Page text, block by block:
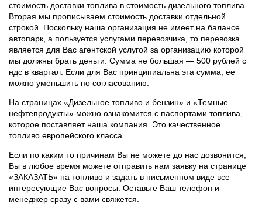
стоимость доставки топлива в стоимость дизельного топлива.
Вторая мы прописываем стоимость доставки отдельной
строкой. Поскольку наша организация не имеет на балансе
автопарк, а пользуется услугами перевозчика, то перевозка
является для Вас агентской услугой за организацию которой
мы должны брать деньги. Сумма не большая — 500 рублей с
ндс в квартал. Если для Вас принципиальна эта сумма, ее
можно уменьшить по согласованию.
На страницах «Дизельное топливо и бензин» и «Темные
нефтепродукты» можно ознакомится с паспортами топлива,
которое поставляет наша компания. Это качественное
топливо европейского класса.
Если по каким то причинам Вы не можете до нас дозвонится,
Вы в любое время можете отправить нам заявку на странице
«ЗАКАЗАТЬ» на топливо и задать в письменном виде все
интересующие Вас вопросы. Оставьте Ваш телефон и
менеджер сразу с вами свяжется.